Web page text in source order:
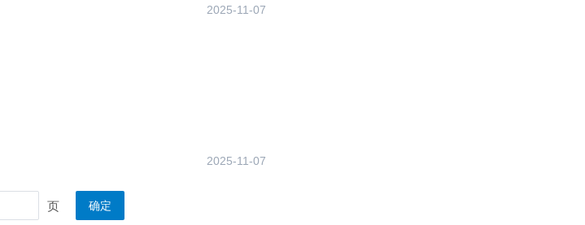
2025-11-07
2025-11-07
页 确定